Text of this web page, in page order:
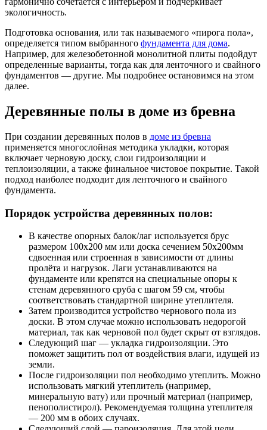
экологичность.
Подготовка основания, или так называемого «пирога пола»,
определяется типом выбранного фундамента для дома.
Например, для железобетонной монолитной плиты подойдут
определенные варианты, тогда как для ленточного и свайного
фундаментов — другие. Мы подробнее остановимся на этом
далее.
Деревянные полы в доме из бревна
При создании деревянных полов в доме из бревна
применяется многослойная методика укладки, которая
включает черновую доску, слои гидроизоляции и
теплоизоляции, а также финальное чистовое покрытие. Такой
подход наиболее подходит для ленточного и свайного
фундамента.
Порядок устройства деревянных полов:
В качестве опорных балок/лаг используется брус
размером 100х200 мм или доска сечением 50х200мм
сдвоенная или строенная в зависимости от длины
пролёта и нагрузок. Лаги устанавливаются на
фундаменте или крепятся на специальные опоры к
стенам деревянного сруба с шагом 59 см, чтобы
соответствовать стандартной ширине утеплителя.
Затем производится устройство чернового пола из
доски. В этом случае можно использовать недорогой
материал, так как черновой пол будет скрыт от взглядов.
Следующий шаг — укладка гидроизоляции. Это
поможет защитить пол от воздействия влаги, идущей из
земли.
После гидроизоляции пол необходимо утеплить. Можно
использовать мягкий утеплитель (например,
минеральную вату) или прочный материал (например,
пенополистирол). Рекомендуемая толщина утеплителя
— 200 мм в обоих случаях.